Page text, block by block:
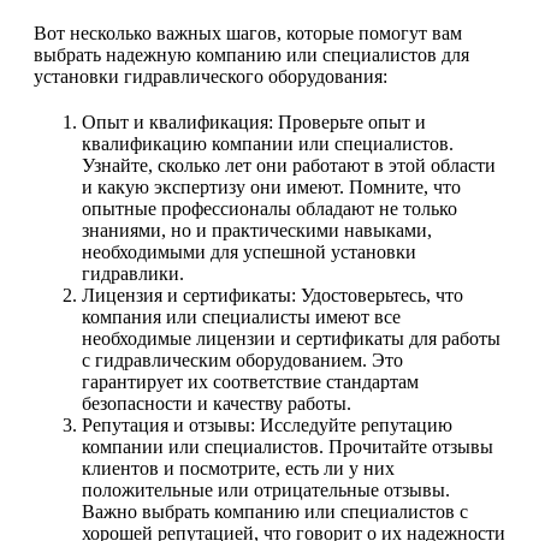
Вот несколько важных шагов, которые помогут вам
выбрать надежную компанию или специалистов для
установки гидравлического оборудования:
Опыт и квалификация: Проверьте опыт и
квалификацию компании или специалистов.
Узнайте, сколько лет они работают в этой области
и какую экспертизу они имеют. Помните, что
опытные профессионалы обладают не только
знаниями, но и практическими навыками,
необходимыми для успешной установки
гидравлики.
Лицензия и сертификаты: Удостоверьтесь, что
компания или специалисты имеют все
необходимые лицензии и сертификаты для работы
с гидравлическим оборудованием. Это
гарантирует их соответствие стандартам
безопасности и качеству работы.
Репутация и отзывы: Исследуйте репутацию
компании или специалистов. Прочитайте отзывы
клиентов и посмотрите, есть ли у них
положительные или отрицательные отзывы.
Важно выбрать компанию или специалистов с
хорошей репутацией, что говорит о их надежности